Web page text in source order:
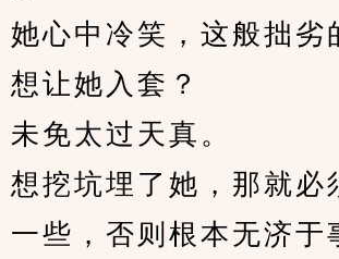
她心中冷笑，这般拙劣
想让她入套？
未免太过天真。
想挖坑埋了她，那就必
一些，否则根本无济于